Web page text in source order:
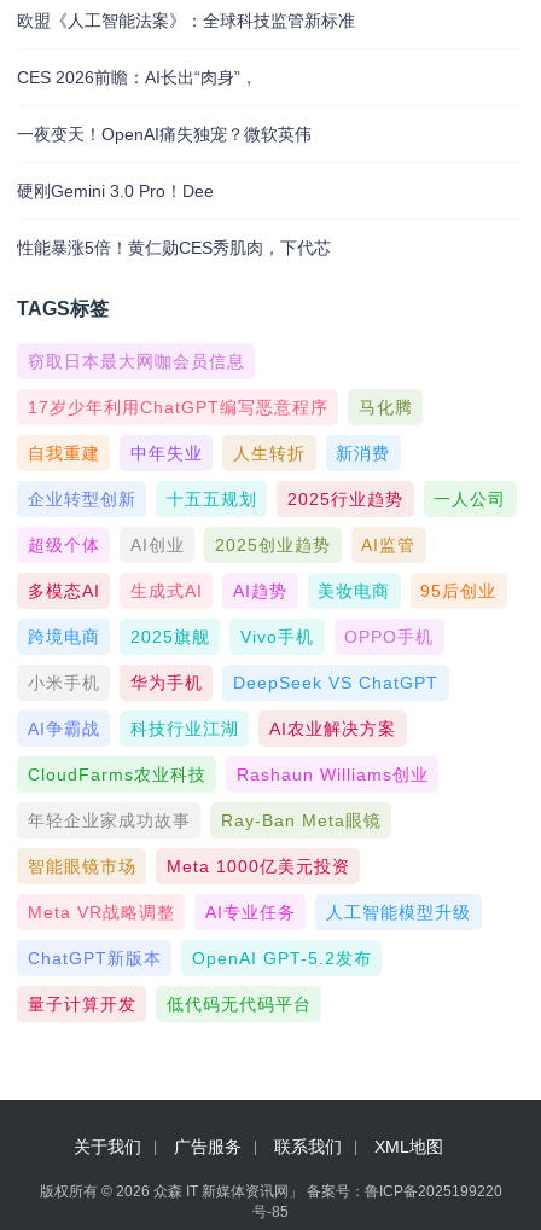
欧盟《人工智能法案》：全球科技监管新标准
CES 2026前瞻：AI长出“肉身”，
一夜变天！OpenAI痛失独宠？微软英伟
硬刚Gemini 3.0 Pro！Dee
性能暴涨5倍！黄仁勋CES秀肌肉，下代芯
TAGS标签
窃取日本最大网咖会员信息
17岁少年利用ChatGPT编写恶意程序 马化腾
自我重建 中年失业 人生转折 新消费
企业转型创新 十五五规划 2025行业趋势 一人公司
超级个体 AI创业 2025创业趋势 AI监管
多模态AI 生成式AI AI趋势 美妆电商 95后创业
跨境电商 2025旗舰 Vivo手机 OPPO手机
小米手机 华为手机 DeepSeek VS ChatGPT
AI争霸战 科技行业江湖 AI农业解决方案
CloudFarms农业科技 Rashaun Williams创业
年轻企业家成功故事 Ray-Ban Meta眼镜
智能眼镜市场 Meta 1000亿美元投资
Meta VR战略调整 AI专业任务 人工智能模型升级
ChatGPT新版本 OpenAI GPT-5.2发布
量子计算开发 低代码无代码平台
关于我们 广告服务 联系我们 XML地图
版权所有 © 2026 众森 IT 新媒体资讯网」 备案号： 鲁ICP备2025199220
号-85